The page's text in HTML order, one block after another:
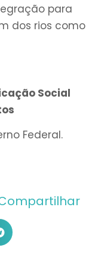
para
dos rios como
Social
Federal.